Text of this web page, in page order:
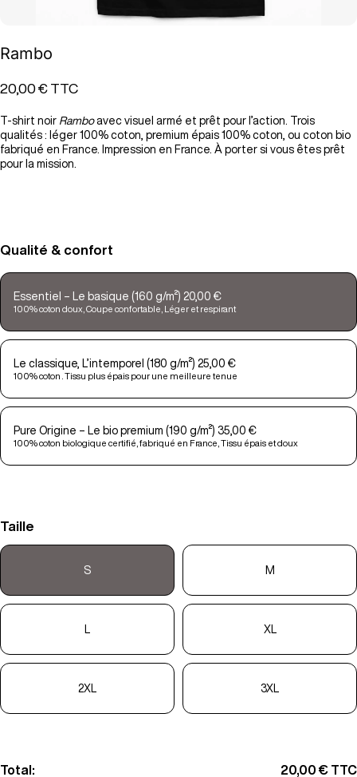
Rambo
20,00 € TTC
T-shirt noir Ramboavec visuel armé et prêt pour l’action. Trois
qualités : léger 100% coton, premium épais 100% coton, ou coton bio
fabriqué en France. Impression en France. À porter si vous êtes prêt
pour la mission.
Qualité & confort
Essentiel – Le basique (160 g/m²) 20,00 €
100% coton doux, Coupe confortable, Léger et respirant
Le classique, L’intemporel (180 g/m²) 25,00 €
100% coton . Tissu plus épais pour une meilleure tenue
Pure Origine – Le bio premium (190 g/m²) 35,00 €
100% coton biologique certifié, fabriqué en France, Tissu épais et doux
Taille
S M
XL
2XL 3XL
Total: 20,00 € TTC